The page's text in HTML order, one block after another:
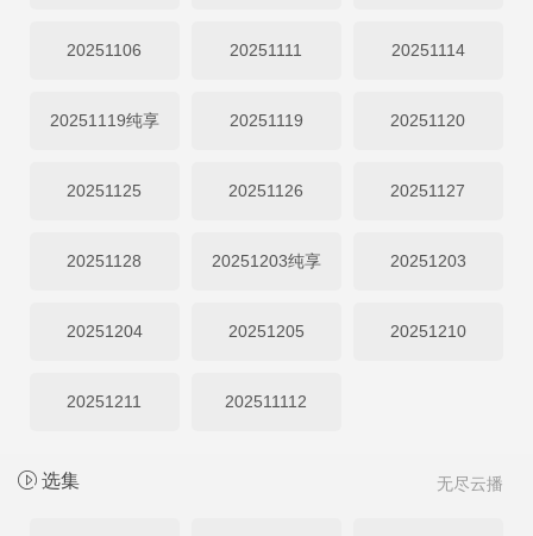
20251106 20251111 20251114
20251119纯享 20251119 20251120
20251125 20251126 20251127
20251128 20251203纯享 20251203
20251204 20251205 20251210
20251211 202511112
无尽云播
选集